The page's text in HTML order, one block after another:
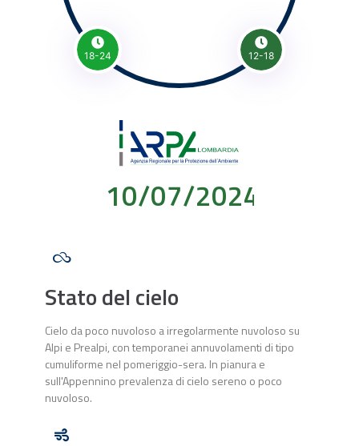
18-24 12-18
10/07/2024
Stato del cielo
Cielo da poco nuvoloso a irregolarmente nuvoloso su
Alpi e Prealpi, con temporanei annuvolamenti di tipo
cumuliforme nel pomeriggio-sera. In pianura e
sull'Appennino prevalenza di cielo sereno o poco
nuvoloso.